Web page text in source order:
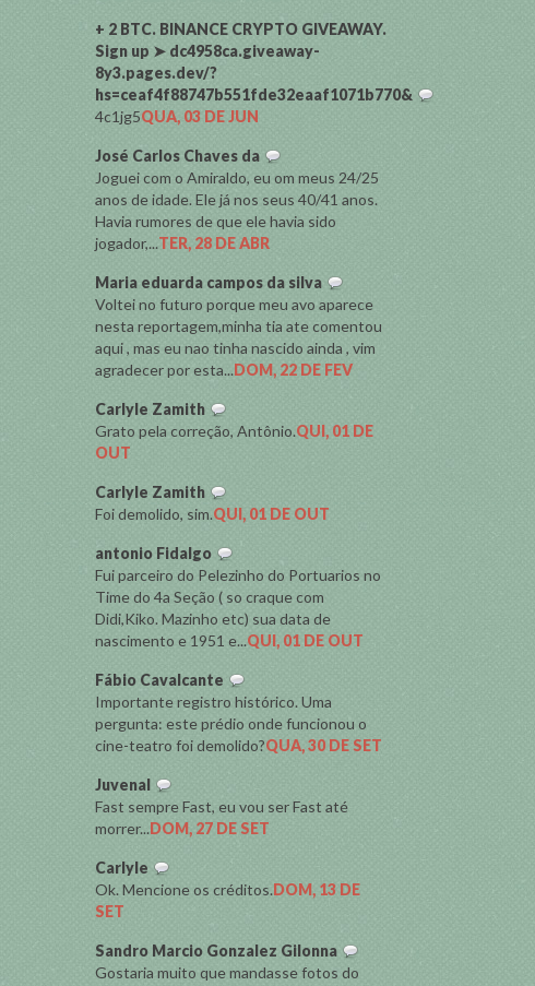
+ 2 BTC. BINANCE CRYPTO GIVEAWAY.
Sign up ➤ dc4958ca.giveaway-
8y3.pages.dev/?
hs=ceaf4f88747b551fde32eaaf1071b770&
4c1jg5QUA, 03 DE JUN
José Carlos Chaves da
Joguei com o Amiraldo, eu om meus 24/25
anos de idade. Ele já nos seus 40/41 anos.
Havia rumores de que ele havia sido
jogador,...TER, 28 DE ABR
Maria eduarda campos da silva
Voltei no futuro porque meu avo aparece
nesta reportagem,minha tia ate comentou
aqui , mas eu nao tinha nascido ainda , vim
agradecer por esta...DOM, 22 DE FEV
Carlyle Zamith
Grato pela correção, Antônio.QUI, 01 DE
OUT
Carlyle Zamith
Foi demolido, sim.QUI, 01 DE OUT
antonio Fidalgo
Fui parceiro do Pelezinho do Portuarios no
Time do 4a Seção ( so craque com
Didi,Kiko. Mazinho etc) sua data de
nascimento e 1951 e...QUI, 01 DE OUT
Fábio Cavalcante
Importante registro histórico. Uma
pergunta: este prédio onde funcionou o
cine-teatro foi demolido?QUA, 30 DE SET
Juvenal
Fast sempre Fast, eu vou ser Fast até
morrer...DOM, 27 DE SET
Carlyle
Ok. Mencione os créditos.DOM, 13 DE
SET
Sandro Marcio Gonzalez Gilonna
Gostaria muito que mandasse fotos do